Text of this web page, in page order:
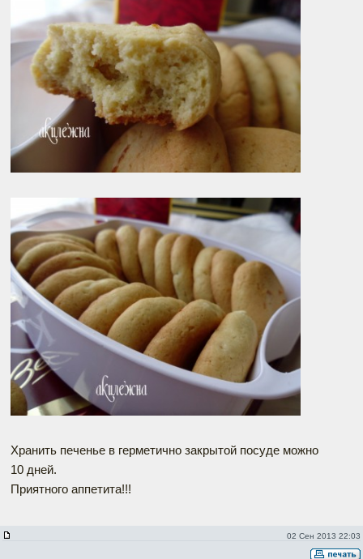
Хранить печенье в герметично закрытой посуде можно
10 дней.
Приятного аппетита!!!
02 Сен 2013 22:03